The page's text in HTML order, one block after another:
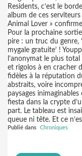
Residents, c’est le
album de ces
Animal Lover »
Pour la prochaine
pire : un truc du genre,
mygale gratuite’ !
l’anonymat le plus
et rigolos à en cracher
fidèles à la réputation
abstraits, voire
paysages
fiesta dans la crypte
part. Le tableau est
queue ni tête. Et ce
Publié dans Chroniques